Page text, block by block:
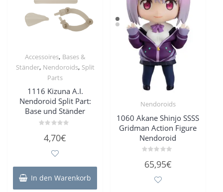
Accessoires, Bases &
Ständer, Nendoroids, Split
Parts
1116 Kizuna A.I.
Nendoroid Split Part:
Base und Ständer
mit4,70€
In den Warenkorb
Nendoroids
1060 Akane Shinjo SSSS
Gridman Action Figure
Nendoroid
mit
65,95€